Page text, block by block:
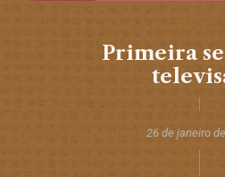
Primeira
26 de janeiro